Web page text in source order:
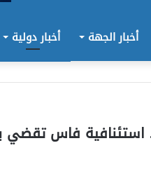
أخبار الجهة أخبار دولية
.. استئنافية فاس